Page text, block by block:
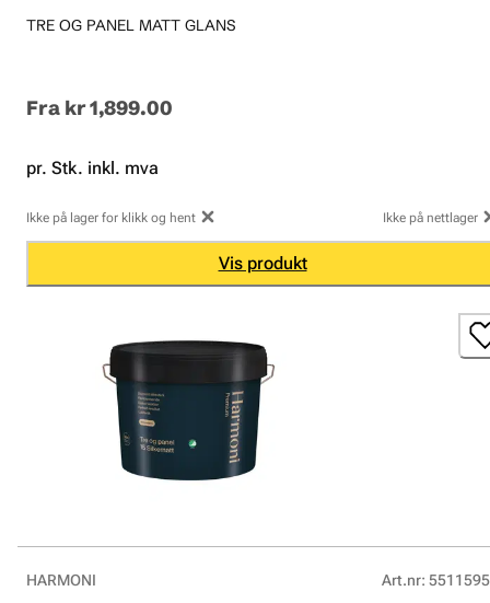
TRE OG PANEL MATT GLANS
Fra kr 1,899.00
pr. Stk. inkl. mva
Ikke på lager for klikk og hent Ikke på nettlager
Vis produkt
HARMONI Art.nr: